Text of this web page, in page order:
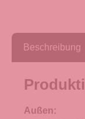
Beschreibung
Außen: